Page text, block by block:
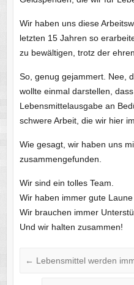
Wir haben uns diese
letzten 15 Jahren so
zu bewältigen, trotz der
So, genug gejammert. Nee,
wollte einmal darstellen,
Lebensmittelausgabe an
schwere Arbeit, die wir hier
Wie gesagt, wir haben uns
zusammengefunden.
Wir sind ein tolles Team.
Wir haben immer gute Laune
Wir brauchen immer
Und wir halten zusammen!
← Lebensmittel werden